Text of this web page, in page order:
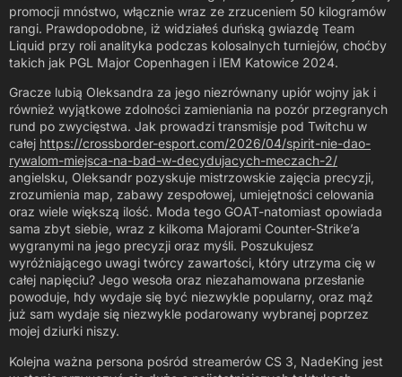
promocji mnóstwo, włącznie wraz ze zrzuceniem 50 kilogramów
rangi. Prawdopodobne, iż widziałeś duńską gwiazdę Team
Liquid przy roli analityka podczas kolosalnych turniejów, choćby
takich jak PGL Major Copenhagen i IEM Katowice 2024.
Gracze lubią Oleksandra za jego niezrównany upiór wojny jak i
również wyjątkowe zdolności zamieniania na pozór przegranych
rund po zwycięstwa. Jak prowadzi transmisje pod Twitchu w
całej https://crossborder-esport.com/2026/04/spirit-nie-dao-
rywalom-miejsca-na-bad-w-decydujacych-meczach-2/
angielsku, Oleksandr pozyskuje mistrzowskie zajęcia precyzji,
zrozumienia map, zabawy zespołowej, umiejętności celowania
oraz wiele większą ilość. Moda tego GOAT-natomiast opowiada
sama zbyt siebie, wraz z kilkoma Majorami Counter-Strike’a
wygranymi na jego precyzji oraz myśli. Poszukujesz
wyróżniającego uwagi twórcy zawartości, który utrzyma cię w
całej napięciu? Jego wesoła oraz niezahamowana przesłanie
powoduje, hdy wydaje się być niezwykle popularny, oraz mąż
już sam wydaje się niezwykle podarowany wybranej poprzez
mojej dziurki niszy.
Kolejna ważna persona pośród streamerów CS 3, NadeKing jest